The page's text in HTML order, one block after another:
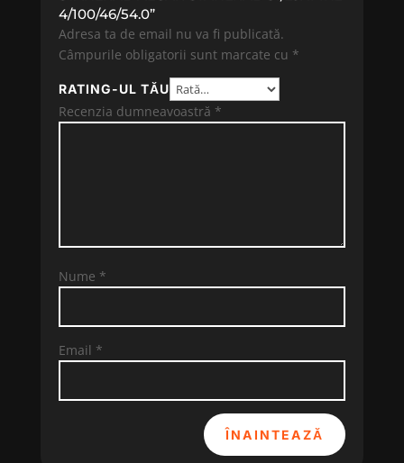
4/100/46/54.0”
Adresa ta de email nu va fi publicată.
Câmpurile obligatorii sunt marcate cu *
RATING-UL TĂU
Recenzia dumneavoastră *
Nume *
Email *
ÎNAINTEAZĂ